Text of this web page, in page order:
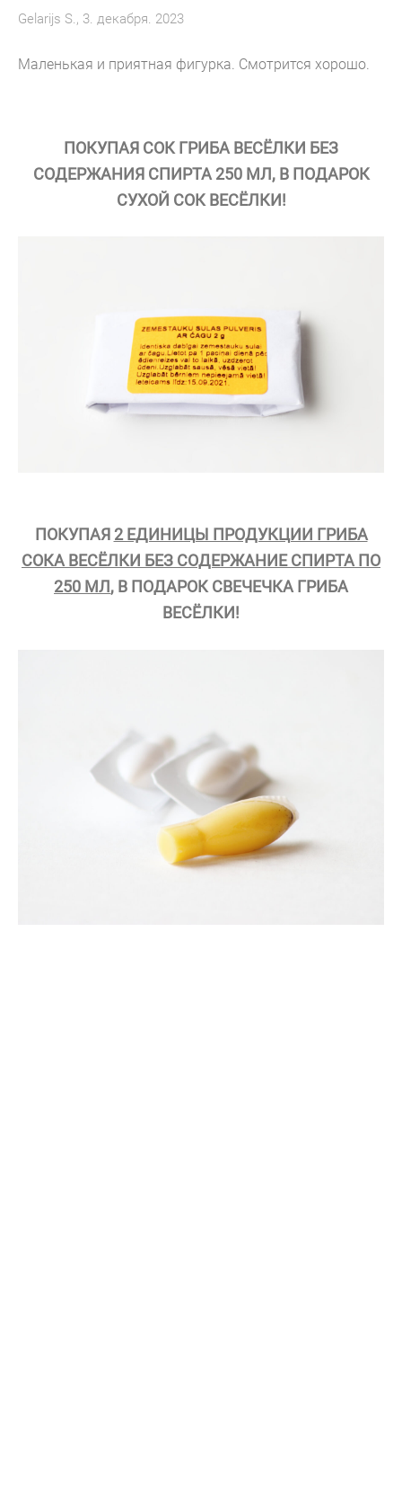
ПОКУПАЯ СОК ГРИБА ВЕСЁЛКИ БЕЗ
СОДЕРЖАНИЯ СПИРТА 250 МЛ, В ПОДАРОК
СУХОЙ СОК ВЕСЁЛКИ!
ПОКУПАЯ 2 ЕДИНИЦЫ ПРОДУКЦИИ ГРИБА
СОКА ВЕСЁЛКИ БЕЗ СОДЕРЖАНИЕ СПИРТА ПО
250 МЛ, В ПОДАРОК СВЕЧЕЧКА ГРИБА
ВЕСЁЛКИ!
Gelarijs S., 3. декабря. 2023
Маленькая и приятная фигурка. Смотрится хорошо.